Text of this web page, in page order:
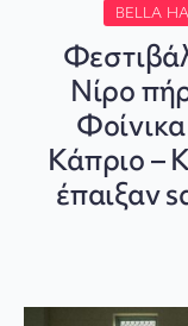
BELLA
Νίρο
Κάπριο –
έπαιξαν